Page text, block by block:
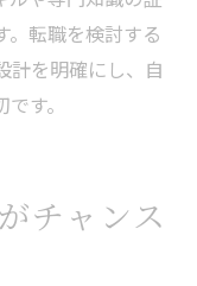
。転職を検討する
計を明確にし、自
す。
チャンス